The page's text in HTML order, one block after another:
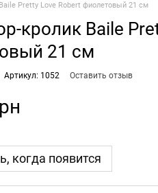
Pretty Love Robert фиолетовый 21 см
кролик Baile
21 см
Артикул: 1052 Оставить отзыв
когда появится